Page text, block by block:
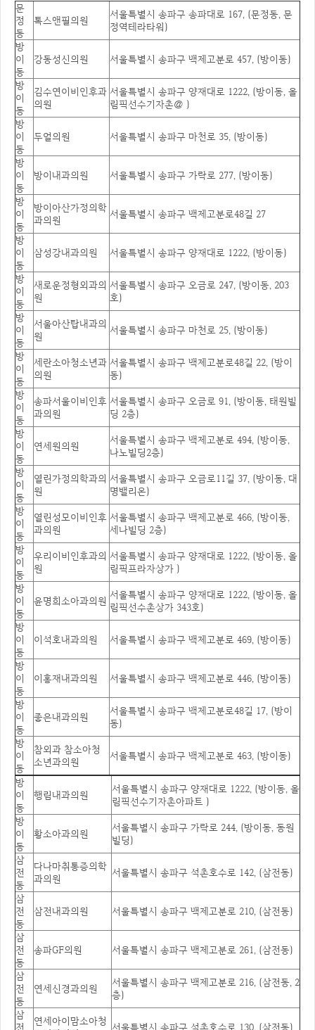
문
정
동
톡스앤필의원
서울특별시 송파구 송파대로 167, (문정동, 문
정역테라타워)
방
이
동
강동성신의원 서울특별시 송파구 백제고분로 457, (방이동)
방
이
동
김수연이비인후과
의원
서울특별시 송파구 양재대로 1222, (방이동, 올
림픽선수기자촌@ )
방
이
동
두얼의원 서울특별시 송파구 마천로 35, (방이동)
방
이
동
방이내과의원 서울특별시 송파구 가락로 277, (방이동)
방
이
동
방이아산가정의학
과의원
서울특별시 송파구 백제고분로48길 27
방
이
동
삼성강내과의원 서울특별시 송파구 양재대로 1222, (방이동)
방
이
동
새로운정형외과의
원
서울특별시 송파구 오금로 247, (방이동, 203
호)
방
이
동
서울아산탑내과의
원
서울특별시 송파구 마천로 25, (방이동)
방
이
동
세란소아청소년과
의원
서울특별시 송파구 백제고분로48길 22, (방이
동)
방
이
동
송파서울이비인후
과의원
서울특별시 송파구 오금로 91, (방이동, 태원빌
딩 2층)
방
이
동
연세원의원
서울특별시 송파구 백제고분로 494, (방이동,
나노빌딩2층)
방
이
동
열린가정의학과의
원
서울특별시 송파구 오금로11길 37, (방이동, 대
명밸리온)
방
이
동
열린성모이비인후
과의원
서울특별시 송파구 백제고분로 466, (방이동,
세나빌딩 2층)
방
이
동
우리이비인후과의
원
서울특별시 송파구 양재대로 1222, (방이동, 올
림픽프라자상가 )
방
이
동
윤명희소아과의원 서울특별시 송파구 양재대로 1222, (방이동, 올
림픽선수촌상가 343호)
방
이
동
이석호내과의원 서울특별시 송파구 백제고분로 469, (방이동)
방
이
동
이홍재내과의원 서울특별시 송파구 백제고분로 446, (방이동)
방
이
동
좋은내과의원
서울특별시 송파구 백제고분로48길 17, (방이
동)
방
이
동
참외과 참소아청
소년과의원
서울특별시 송파구 백제고분로 463, (방이동)
방
이
동
행림내과의원
서울특별시 송파구 양재대로 1222, (방이동, 올
림픽선수기자촌아파트 )
방
이
동
황소아과의원
서울특별시 송파구 가락로 244, (방이동, 동원
빌딩)
삼
전
동
다나마취통증의학
과의원
서울특별시 송파구 석촌호수로 142, (삼전동)
삼
전
동
삼전내과의원 서울특별시 송파구 백제고분로 210, (삼전동)
삼
전
동
송파GF의원 서울특별시 송파구 백제고분로 261, (삼전동)
삼
전
동
연세신경과의원
서울특별시 송파구 백제고분로 216, (삼전동, 2
층)
삼
전
연세아이맘소아청 서울특별시 송파구 석촌호수로 130, (삼전동)